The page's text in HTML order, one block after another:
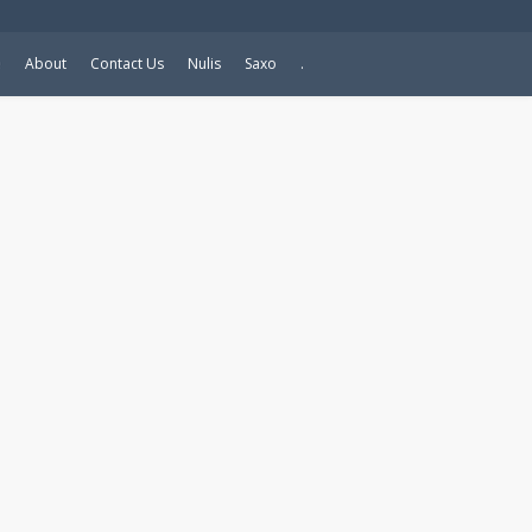
About Contact Us Nulis Saxo .